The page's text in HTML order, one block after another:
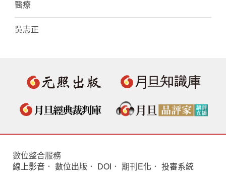
醫療
吳志正
數位整合服務
線上影音 ． 數位出版 ． DOI ． 期刊E化 ． 投審系統